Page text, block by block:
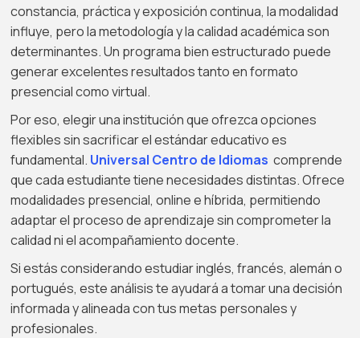
constancia, práctica y exposición continua, la modalidad
influye, pero la metodología y la calidad académica son
determinantes. Un programa bien estructurado puede
generar excelentes resultados tanto en formato
presencial como virtual.
Por eso, elegir una institución que ofrezca opciones
flexibles sin sacrificar el estándar educativo es
fundamental. Universal Centro de Idiomas comprende
que cada estudiante tiene necesidades distintas. Ofrece
modalidades presencial, online e híbrida, permitiendo
adaptar el proceso de aprendizaje sin comprometer la
calidad ni el acompañamiento docente.
Si estás considerando estudiar inglés, francés, alemán o
portugués, este análisis te ayudará a tomar una decisión
informada y alineada con tus metas personales y
profesionales.